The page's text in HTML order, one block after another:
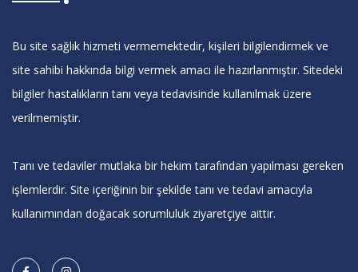
Bu site sağlık hizmeti vermemektedir, kişileri bilgilendirmek ve
site sahibi hakkında bilgi vermek amacı ile hazırlanmıştır. Sitedeki
bilgiler hastalıkların tanı veya tedavisinde kullanılmak üzere
verilmemiştir.
Tanı ve tedaviler mutlaka bir hekim tarafından yapılması gereken
işlemlerdir. Site içeriğinin bir şekilde tanı ve tedavi amacıyla
kullanımından doğacak sorumluluk ziyaretçiye aittir.